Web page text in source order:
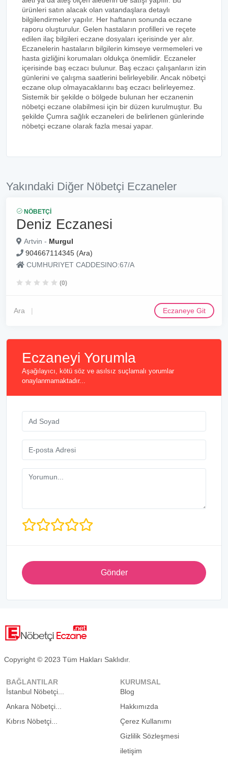
ürünleri satın alacak olan vatandaşlara detaylı
bilgilendirmeler yapılır. Her haftanın sonunda eczane
raporu oluşturulur. Gelen hastaların profilleri ve reçete
edilen ilaç bilgileri eczane dosyaları içerisinde yer alır.
Eczanelerin hastaların bilgilerin kimseye vermemeleri ve
hasta gizliğini korumaları oldukça önemlidir. Eczaneler
içerisinde baş eczacı bulunur. Baş eczacı çalışanların izin
günlerini ve çalışma saatlerini belirleyebilir. Ancak nöbetçi
eczane olup olmayacaklarını baş eczacı belirleyemez.
Sistemik bir şekilde o bölgede bulunan her eczanenin
nöbetçi eczane olabilmesi için bir düzen kurulmuştur. Bu
şekilde Çumra sağlık eczaneleri de belirlenen günlerinde
nöbetçi eczane olarak fazla mesai yapar.
Yakındaki Diğer Nöbetçi Eczaneler
NÖBETÇI
Deniz Eczanesi
Artvin - Murgul
904667114345 (Ara)
CUMHURIYET CADDESINO:67/A
(0)
Ara Eczaneye Git
Eczaneyi Yorumla
Aşağılayıcı, kötü söz ve asılsız suçlamalı yorumlar
onaylanmamaktadır...
Gönder
Copyright © 2023 Tüm Hakları Saklıdır.
BAĞLANTILAR
İstanbul Nöbetçi...
Ankara Nöbetçi...
Kıbrıs Nöbetçi...
KURUMSAL
Blog
Hakkımızda
Çerez Kullanımı
Gizlilik Sözleşmesi
iletişim